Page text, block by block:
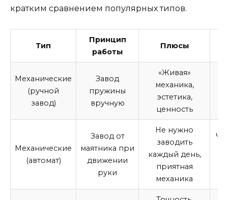
кратким сравнением популярных типов.
Тип
Принцип
работы
Плюсы
Механические
(ручной
завод)
Завод
пружины
вручную
«Живая»
механика,
эстетика,
ценность
Механические
(автомат)
Завод от
маятника при
движении
руки
Не нужно
заводить
каждый день,
приятная
механика